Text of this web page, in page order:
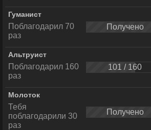
Гуманист
Поблагодарил 70
раз
Получено
Альтруист
Поблагодарил 160
раз
101 / 160
Молоток
Тебя
поблагодарили 30
раз
Получено